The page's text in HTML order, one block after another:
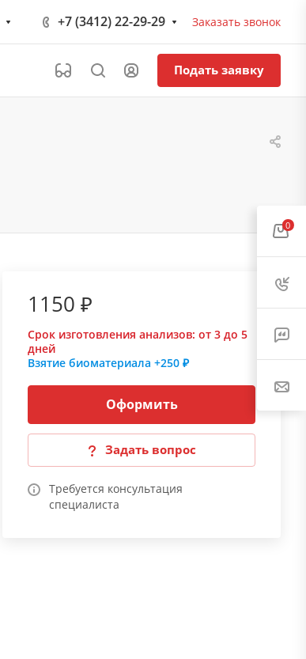
+7 (3412) 22-29-29 Заказать звонок
Подать заявку
1150 ₽
Срок изготовления анализов: от 3 до 5
дней
Взятие биоматериала +250 ₽
Оформить
Задать вопрос
Требуется консультация
специалиста
0